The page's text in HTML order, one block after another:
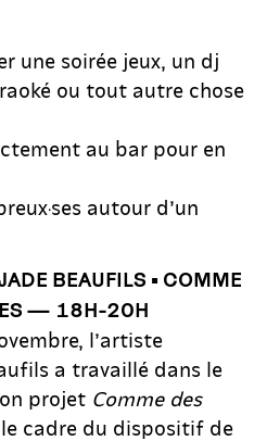
une soirée jeux, un dj
ou tout autre chose
au bar pour en
autour d’un
BEAUFILS • COMME
— 18H-20H
l’artiste
a travaillé dans le
projet Comme des
cadre du dispositif de